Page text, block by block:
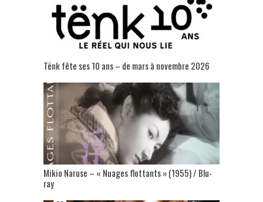
Tënk fête ses 10 ans – de mars à novembre 2026
Mikio Naruse – « Nuages flottants » (1955) / Blu-
ray